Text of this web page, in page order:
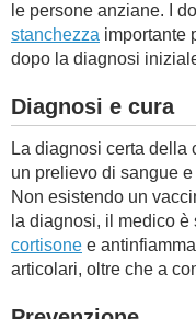
le persone anziane. I
stanchezza importante
dopo la diagnosi
Diagnosi e cura
La diagnosi certa della
un prelievo di sangue
Non esistendo un
la diagnosi, il medico
cortisone e
articolari, oltre che a